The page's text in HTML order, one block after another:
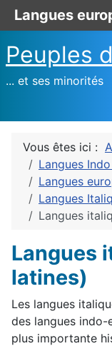
Peuples
... et ses minorités
Vous êtes ici :
Langues
Langues
Langues
Langues
Langues
latines)
Les langues
des langues indo-
plus importante
Langues